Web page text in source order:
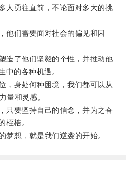
勇往直前，不论面对多大的挑
们需要面对社会的偏见和困
了他们坚毅的个性，并推动他
中的各种机遇。
身处何种困境，我们都可以从
量和灵感。
要坚持自己的信念，并为之奋
桎梏。
想，就是我们逆袭的开始。